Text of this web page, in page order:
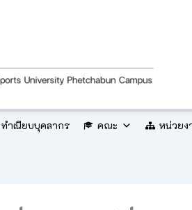
ทำเนียบบุคลากร คณะ หน่วยง